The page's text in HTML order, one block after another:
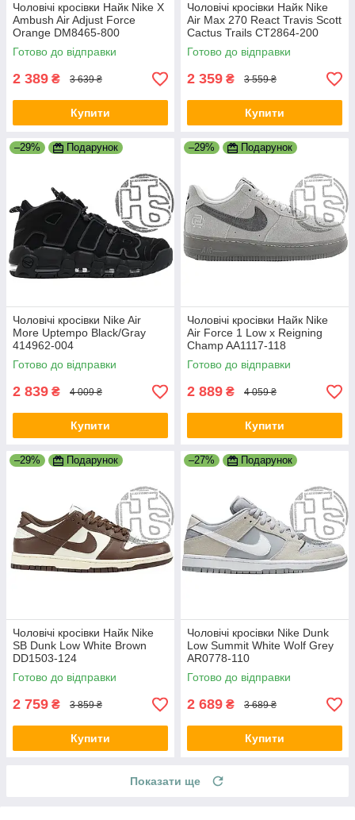
Чоловічі кросівки Найк Nike X
Ambush Air Adjust Force
Orange DM8465-800
Готово до відправки
2 389 ₴ 3 639 ₴
Купити
Чоловічі кросівки Найк Nike
Air Max 270 React Travis Scott
Cactus Trails CT2864-200
Готово до відправки
2 359 ₴ 3 559 ₴
Купити
–29% Подарунок
Чоловічі кросівки Nike Air
More Uptempo Black/Gray
414962-004
Готово до відправки
2 839 ₴ 4 009 ₴
Купити
–29% Подарунок
Чоловічі кросівки Найк Nike
Air Force 1 Low x Reigning
Champ AA1117-118
Готово до відправки
2 889 ₴ 4 059 ₴
Купити
–29% Подарунок
Чоловічі кросівки Найк Nike
SB Dunk Low White Brown
DD1503-124
Готово до відправки
2 759 ₴ 3 859 ₴
Купити
–27% Подарунок
Чоловічі кросівки Nike Dunk
Low Summit White Wolf Grey
AR0778-110
Готово до відправки
2 689 ₴ 3 689 ₴
Купити
Показати ще